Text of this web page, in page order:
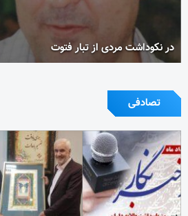
در نکوداشت مردی از تبار فتوت
تصادفی